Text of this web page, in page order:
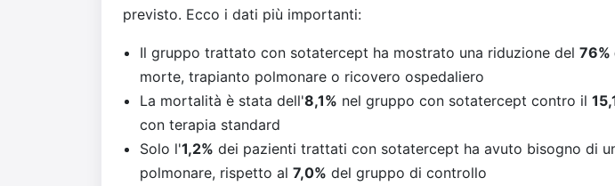
previsto. Ecco i dati più importanti:
Il gruppo trattato con sotatercept ha mostrato una riduzione del76%
morte, trapianto polmonare o ricovero ospedaliero
La mortalità è stata dell'8,1% nel gruppo con sotatercept contro il
con terapia standard
Solo l'1,2% dei pazienti trattati con sotatercept ha avuto bisogno di
polmonare, rispetto al7,0% del gruppo di controllo